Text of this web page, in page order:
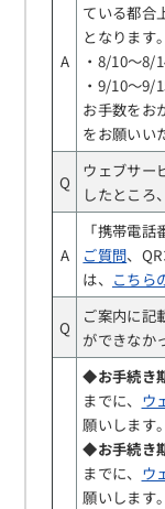
A
ている都合
となります。
・8/10～8/
・9/10～9/
お手数をお
をお願いい
Q
ウェブサー
したところ
A
「携帯電
ご質問、
は、 こちら
Q
ご案内に記
ができなか
◆お手続き
までに、 ウ
願いします。
◆お手続き
までに、 ウ
願いします。